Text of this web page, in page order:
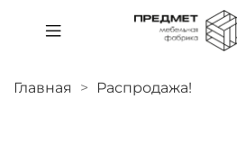
Главная Распродажа!